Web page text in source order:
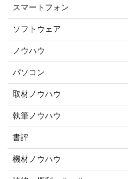
スマートフォン
ソフトウェア
ノウハウ
パソコン
取材ノウハウ
執筆ノウハウ
書評
機材ノウハウ